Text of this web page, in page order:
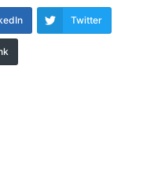
Twitter